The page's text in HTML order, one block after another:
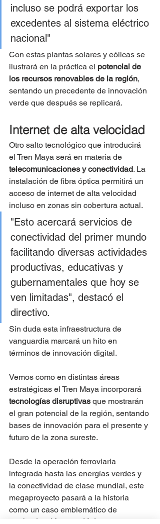
incluso se podrá exportar los
excedentes al sistema eléctrico
nacional"
Con estas plantas solares y eólicas se
ilustrará en la práctica el potencial de
los recursos renovables de la región,
sentando un precedente de innovación
verde que después se replicará.
Internet de alta velocidad
Otro salto tecnológico que introducirá
el Tren Maya será en materia de
telecomunicaciones y conectividad. La
instalación de fibra óptica permitirá un
acceso de internet de alta velocidad
incluso en zonas sin cobertura actual.
"Esto acercará servicios de
conectividad del primer mundo
facilitando diversas actividades
productivas, educativas y
gubernamentales que hoy se
ven limitadas", destacó el
directivo.
Sin duda esta infraestructura de
vanguardia marcará un hito en
términos de innovación digital.
Vemos como en distintas áreas
estratégicas el Tren Maya incorporará
tecnologías disruptivas que mostrarán
el gran potencial de la región, sentando
bases de innovación para el presente y
futuro de la zona sureste.
Desde la operación ferroviaria
integrada hasta las energías verdes y
la conectividad de clase mundial, este
megaproyecto pasará a la historia
como un caso emblemático de
modernización tecnológica